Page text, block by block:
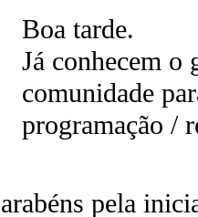
Boa tarde.
Já conhecem o
comunidade
programação /
pela